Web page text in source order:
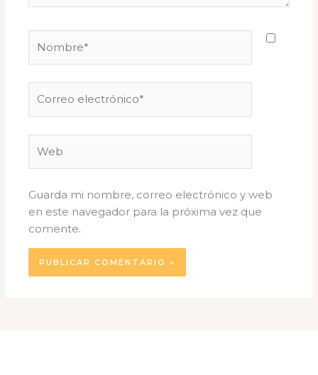
electrónico*
Guarda mi nombre, correo electrónico y web
en este navegador para la próxima vez que
comente.